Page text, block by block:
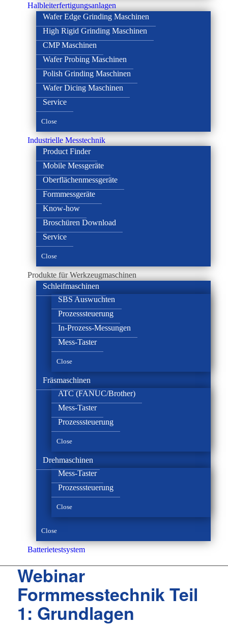
Halbleiterfertigungsanlagen
Wafer Edge Grinding Maschinen
High Rigid Grinding Maschinen
CMP Maschinen
Wafer Probing Maschinen
Polish Grinding Maschinen
Wafer Dicing Maschinen
Service
Close
Industrielle Messtechnik
Product Finder
Mobile Messgeräte
Oberflächenmessgeräte
Formmessgeräte
Know-how
Broschüren Download
Service
Close
Produkte für Werkzeugmaschinen
Schleifmaschinen
SBS Auswuchten
Prozesssteuerung
In-Prozess-Messungen
Mess-Taster
Close
Fräsmaschinen
ATC (FANUC/Brother)
Mess-Taster
Prozesssteuerung
Close
Drehmaschinen
Mess-Taster
Prozesssteuerung
Close
Close
Batterie­test­system
Webinar
Formmesstechnik Teil
1: Grundlagen